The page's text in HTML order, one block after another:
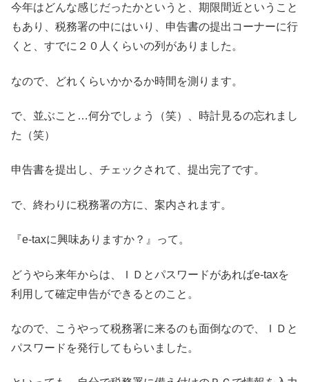
今年はどんな感じだったかというと、期限間近ということ
もあり、税務署の中にはいり、申告書の提出コーナーに行
くと、すでに２０人くらいの列がありました。
なので、どれくらいかかるか時間を測ります。
で、並ぶこと…何分でしょう（笑）、時計見るの忘れまし
た（笑）
申告書を提出し、チェックされて、提出完了です。
で、終わりに税務署の方に、案内されます。
『e-taxに興味ありますか？』って。
どうやら来年からは、ＩＤとパスワードがあればe-taxを
利用して確定申告ができるとのこと。
なので、こうやって税務署に来るのも面倒なので、ＩＤと
パスワードを発行してもらいました。